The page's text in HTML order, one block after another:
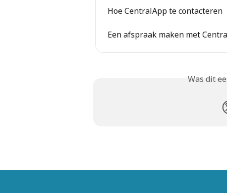
Hoe CentralApp te contacteren
Een afspraak maken met
Was dit